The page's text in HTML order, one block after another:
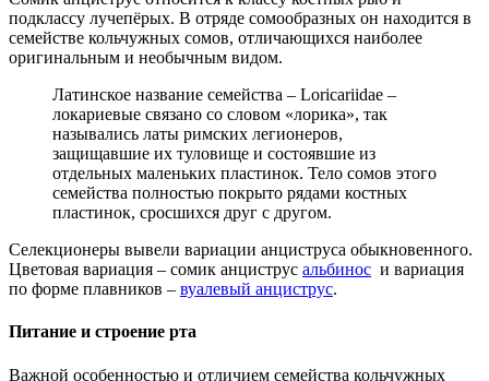
подклассу лучепёрых. В отряде сомообразных он находится в
семействе кольчужных сомов, отличающихся наиболее
оригинальным и необычным видом.
Латинское название семейства – Loricariidae –
локариевые связано со словом «лорика», так
назывались латы римских легионеров,
защищавшие их туловище и состоявшие из
отдельных маленьких пластинок. Тело сомов этого
семейства полностью покрыто рядами костных
пластинок, сросшихся друг с другом.
Селекционеры вывели вариации анциструса обыкновенного.
Цветовая вариация – сомик анциструс альбинос и вариация
по форме плавников – вуалевый анциструс.
Питание и строение рта
Важной особенностью и отличием семейства кольчужных